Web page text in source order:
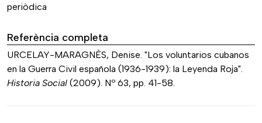
periòdica
Referència completa
URCELAY-MARAGNÈS, Denise. "Los voluntarios cubanos
en la Guerra Civil española (1936-1939): la Leyenda Roja".
Historia Social (2009). Nº 63, pp. 41-58.